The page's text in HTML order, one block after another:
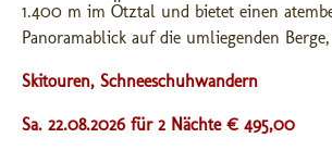
1.400 m im Ötztal und bietet einen
Panoramablick auf die umliegenden
Skitouren, Schneeschuhwandern
Sa. 22.08.2026 für 2 Nächte € 495,00